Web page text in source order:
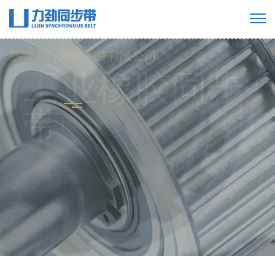
慈溪市力劲同步带有限公司
工业橡胶同步
带
橡胶单面齿同步带
橡胶双面齿同步带
橡胶多楔带
橡胶开口带